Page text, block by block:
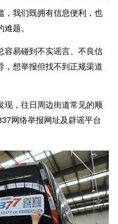
我们既拥有信息便利，也
题。
易碰到不实谣言、不良信
，想举报但找不到正规渠道
，往日周边街道常见的顺
网络举报网址及辟谣平台